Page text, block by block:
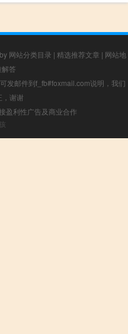
网站分类目录 | 精选推荐文章 | 网站地
解答
发邮件到f_fb#foxmail.com说明，我们
，谢谢
盈利性广告及商业合作